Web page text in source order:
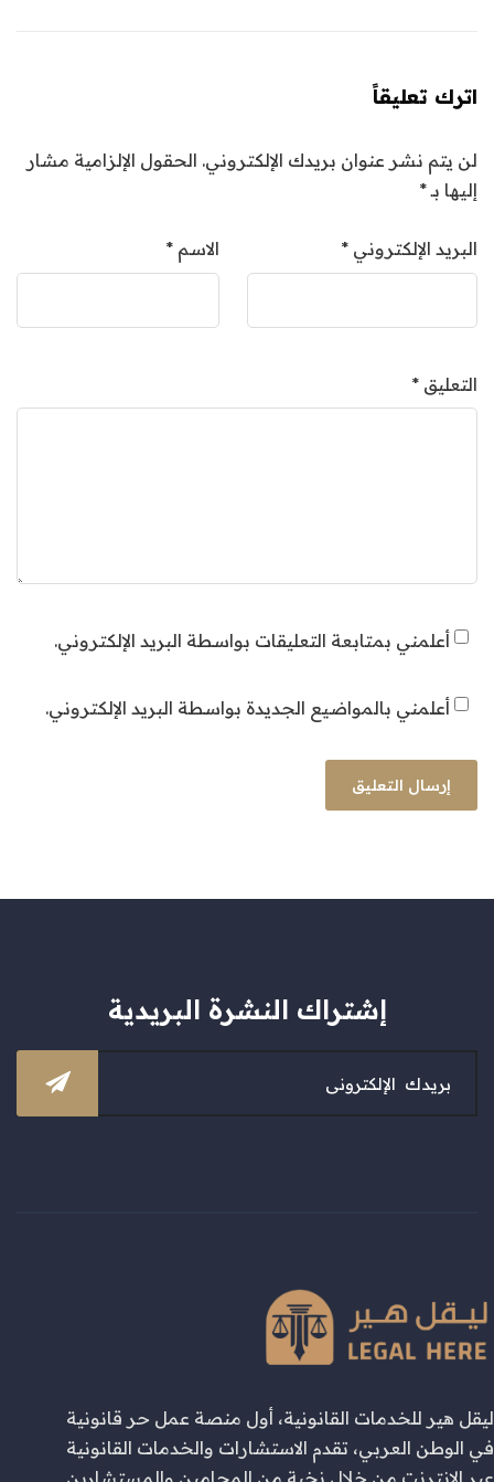
اترك تعليقاً
لن يتم نشر عنوان بريدك الإلكتروني. الحقول الإلزامية مشار
إليها بـ*
الاسم * البريد الإلكتروني *
التعليق *
أعلمني بمتابعة التعليقات بواسطة البريد الإلكتروني.
أعلمني بالمواضيع الجديدة بواسطة البريد الإلكتروني.
إشتراك النشرة البريدية
ليقل هير للخدمات القانونية، أول منصة عمل حر قانونية
في الوطن العربي، تقدم الاستشارات والخدمات القانونية